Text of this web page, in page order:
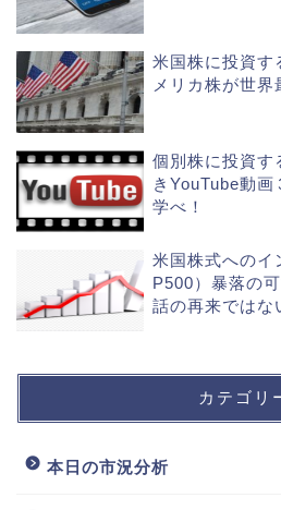
米国株に投資す
メリカ株が世界
個別株に投資す
きYouTube動画
学べ！
米国株式へのイ
P500）暴落の
話の再来ではな
カテゴリ
本日の市況分析